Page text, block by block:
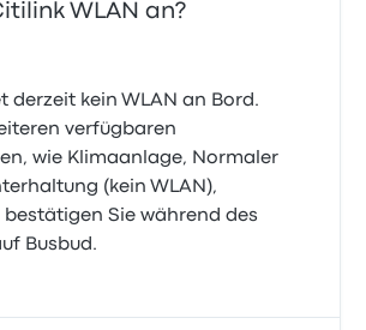
WLAN an?
derzeit kein WLAN an Bord.
verfügbaren
wie Klimaanlage, Normaler
(kein WLAN),
bestätigen Sie während des
Busbud.